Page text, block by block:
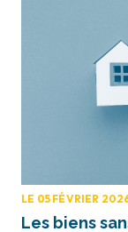
LE 05 FÉVRIER
Les biens